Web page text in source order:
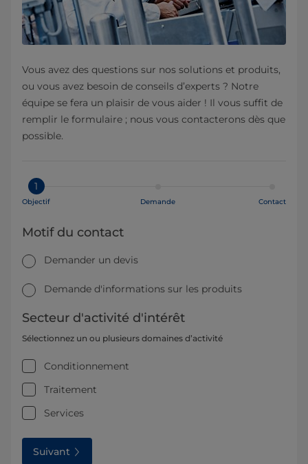
Vous avez des questions sur nos solutions et produits,
ou vous avez besoin de conseils d’experts ? Notre
équipe se fera un plaisir de vous aider ! Il vous suffit de
remplir le formulaire ; nous vous contacterons dès que
possible.
1
Objectif Demande Contact
Motif du contact
Demander un devis
Demande d'informations sur les produits
Secteur d'activité d'intérêt
Sélectionnez un ou plusieurs domaines d’activité
Conditionnement
Traitement
Services
Suivant